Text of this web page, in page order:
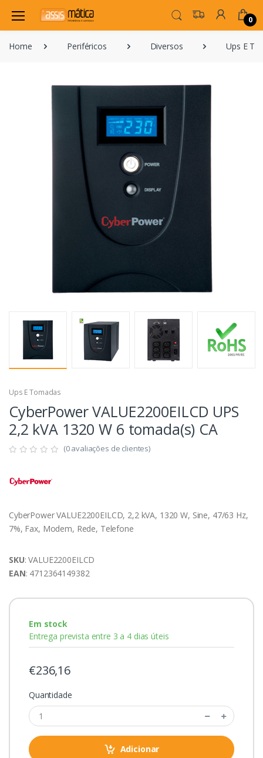
0
Home Periféricos Diversos Ups E
Ups E Tomadas
CyberPower VALUE2200EILCD UPS
2,2 kVA 1320 W 6 tomada(s) CA
(0 avaliações de clientes)
CyberPower VALUE2200EILCD, 2,2 kVA, 1320 W, Sine, 47/63 Hz,
7%, Fax, Modem, Rede, Telefone
SKU: VALUE2200EILCD
EAN: 4712364149382
Em stock
Entrega prevista entre 3 a 4 dias úteis
€236,16
Quantidade
Adicionar